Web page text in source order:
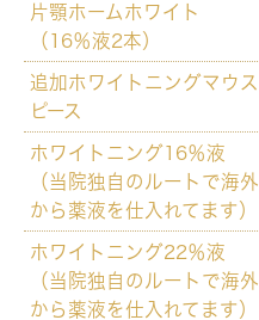
片顎ホームホワイト
（16％液2本）
追加ホワイトニングマウス
ピース
ホワイトニング16％液
（当院独自のルートで海外
から薬液を仕入れてます）
ホワイトニング22％液
（当院独自のルートで海外
から薬液を仕入れてます）